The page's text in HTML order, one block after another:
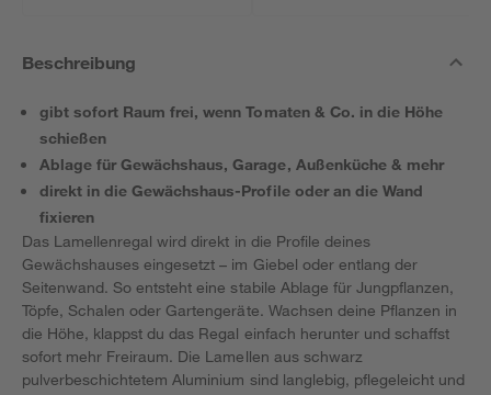
Beschreibung
gibt sofort Raum frei, wenn Tomaten & Co. in die Höhe
schießen
Ablage für Gewächshaus, Garage, Außenküche & mehr
direkt in die Gewächshaus-Profile oder an die Wand
fixieren
Das Lamellenregal wird direkt in die Profile deines
Gewächshauses eingesetzt – im Giebel oder entlang der
Seitenwand. So entsteht eine stabile Ablage für Jungpflanzen,
Töpfe, Schalen oder Gartengeräte. Wachsen deine Pflanzen in
die Höhe, klappst du das Regal einfach herunter und schaffst
sofort mehr Freiraum. Die Lamellen aus schwarz
pulverbeschichtetem Aluminium sind langlebig, pflegeleicht und